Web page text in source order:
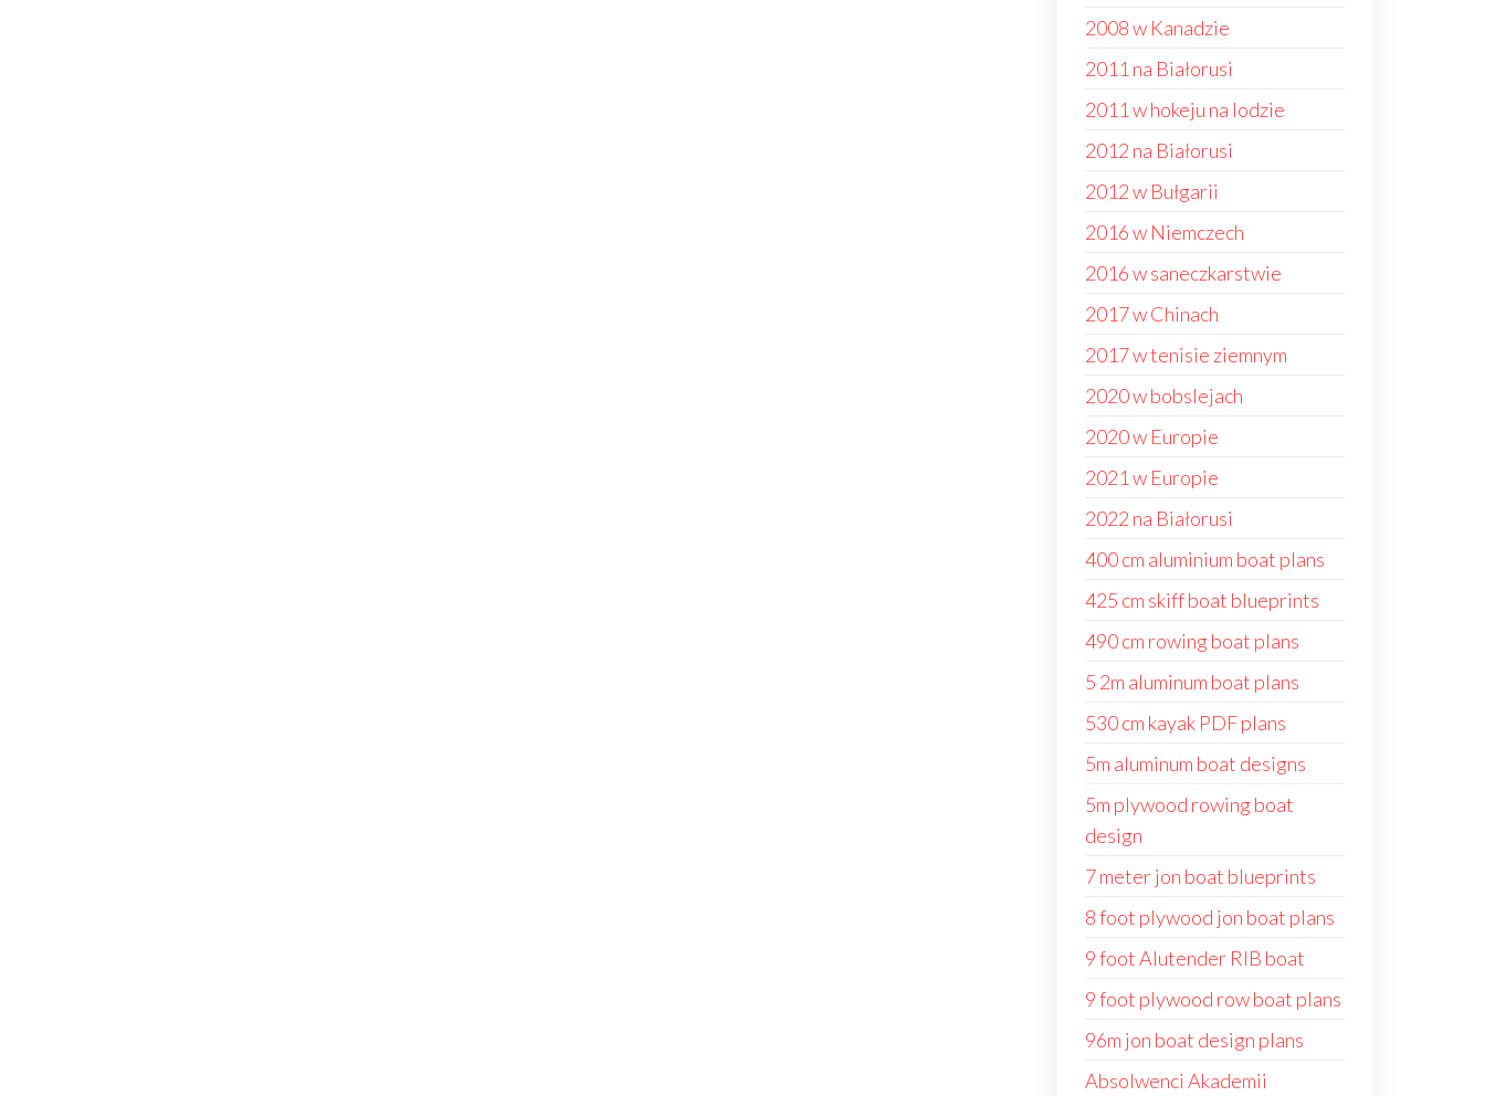
2008 w Kanadzie
2011 na Białorusi
2011 w hokeju na lodzie
2012 na Białorusi
2012 w Bułgarii
2016 w Niemczech
2016 w saneczkarstwie
2017 w Chinach
2017 w tenisie ziemnym
2020 w bobslejach
2020 w Europie
2021 w Europie
2022 na Białorusi
400 cm aluminium boat plans
425 cm skiff boat blueprints
490 cm rowing boat plans
5 2m aluminum boat plans
530 cm kayak PDF plans
5m aluminum boat designs
5m plywood rowing boat
design
7 meter jon boat blueprints
8 foot plywood jon boat plans
9 foot Alutender RIB boat
9 foot plywood row boat plans
96m jon boat design plans
Absolwenci Akademii